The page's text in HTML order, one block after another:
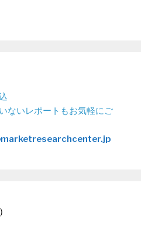
ないレポートもお気軽にご